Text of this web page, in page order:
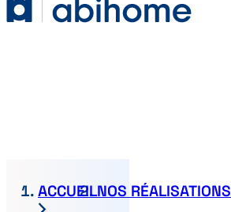
Abihome
ACCUEILNOS RÉALISATIONS